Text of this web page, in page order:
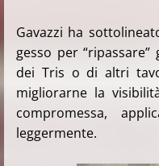
Gavazzi ha
gesso per
dei Tris o di altri
migliorarne la
compromessa,
leggermente.